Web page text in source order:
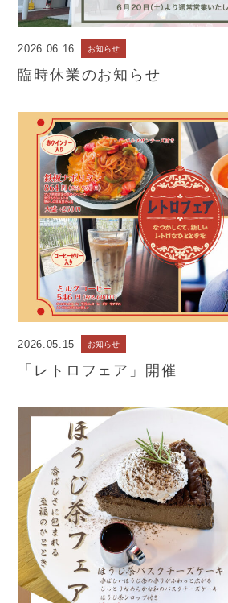
2026.06.16 お知らせ
臨時休業のお知らせ
2026.05.15 お知らせ
「レトロフェア」開催